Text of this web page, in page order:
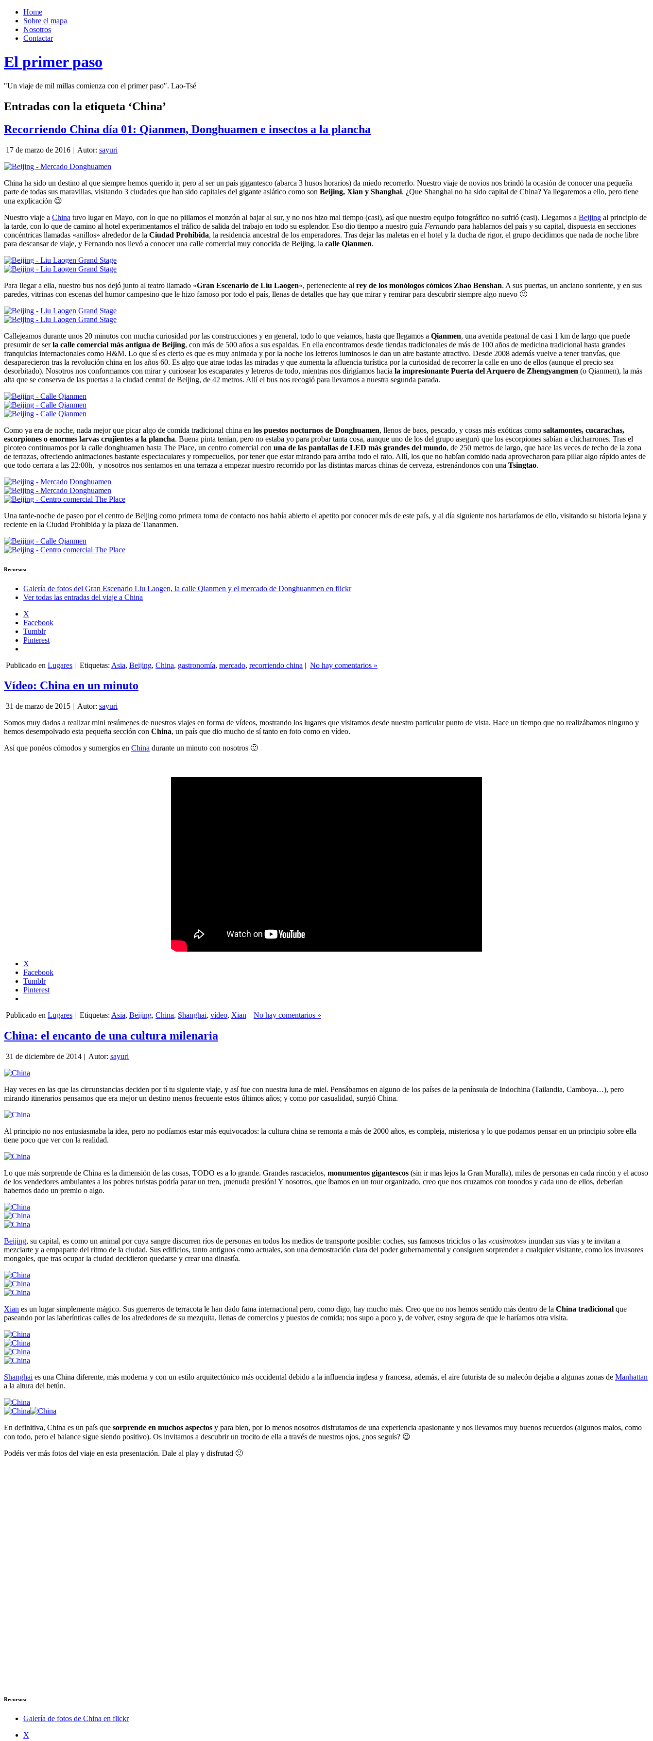
Home
Sobre el mapa
Nosotros
Contactar
El primer paso
"Un viaje de mil millas comienza con el primer paso". Lao-Tsé
Entradas con la etiqueta ‘China’
Recorriendo China día 01: Qianmen, Donghuamen e insectos a la plancha
17 de marzo de 2016 | Autor: sayuri
China ha sido un destino al que siempre hemos querido ir, pero al ser un país gigantesco (abarca 3 husos horarios) da miedo recorrerlo. Nuestro viaje de novios nos brindó la ocasión de conocer una pequeña
parte de todas sus maravillas, visitando 3 ciudades que han sido capitales del gigante asiático como son Beijing, Xian y Shanghai. ¿Que Shanghai no ha sido capital de China? Ya llegaremos a ello, pero tiene
una explicación 😉
Nuestro viaje a China tuvo lugar en Mayo, con lo que no pillamos el monzón al bajar al sur, y no nos hizo mal tiempo (casi), así que nuestro equipo fotográfico no sufrió (casi). Llegamos a Beijing al principio de
la tarde, con lo que de camino al hotel experimentamos el tráfico de salida del trabajo en todo su esplendor. Eso dio tiempo a nuestro guía Fernando para hablarnos del país y su capital, dispuesta en secciones
concéntricas llamadas «anillos» alrededor de la Ciudad Prohibida, la residencia ancestral de los emperadores. Tras dejar las maletas en el hotel y la ducha de rigor, el grupo decidimos que nada de noche libre
para descansar de viaje, y Fernando nos llevó a conocer una calle comercial muy conocida de Beijing, la calle Qianmen.
Para llegar a ella, nuestro bus nos dejó junto al teatro llamado «Gran Escenario de Liu Laogen«, perteneciente al rey de los monólogos cómicos Zhao Benshan. A sus puertas, un anciano sonriente, y en sus
paredes, vitrinas con escenas del humor campesino que le hizo famoso por todo el país, llenas de detalles que hay que mirar y remirar para descubrir siempre algo nuevo 🙂
Callejeamos durante unos 20 minutos con mucha curiosidad por las construcciones y en general, todo lo que veíamos, hasta que llegamos a Qianmen, una avenida peatonal de casi 1 km de largo que puede
presumir de serla calle comercial más antigua de Beijing, con más de 500 años a sus espaldas. En ella encontramos desde tiendas tradicionales de más de 100 años de medicina tradicional hasta grandes
franquicias internacionales como H&M. Lo que sí es cierto es que es muy animada y por la noche los letreros luminosos le dan un aire bastante atractivo. Desde 2008 además vuelve a tener tranvías, que
desaparecieron tras la revolución china en los años 60. Es algo que atrae todas las miradas y que aumenta la afluencia turística por la curiosidad de recorrer la calle en uno de ellos (aunque el precio sea
desorbitado). Nosotros nos conformamos con mirar y curiosear los escaparates y letreros de todo, mientras nos dirigíamos hacia la impresionante Puerta del Arquero de Zhengyangmen (o Qianmen), la más
alta que se conserva de las puertas a la ciudad central de Beijing, de 42 metros. Allí el bus nos recogió para llevarnos a nuestra segunda parada.
Como ya era de noche, nada mejor que picar algo de comida tradicional china en los puestos nocturnos de Donghuamen, llenos de baos, pescado, y cosas más exóticas como saltamontes, cucarachas,
escorpiones o enormes larvas crujientes a la plancha. Buena pinta tenían, pero no estaba yo para probar tanta cosa, aunque uno de los del grupo aseguró que los escorpiones sabían a chicharrones. Tras el
picoteo continuamos por la calle donghuamen hasta The Place, un centro comercial con una de las pantallas de LED más grandes del mundo, de 250 metros de largo, que hace las veces de techo de la zona
de terrazas, ofreciendo animaciones bastante espectaculares y rompecuellos, por tener que estar mirando para arriba todo el rato. Allí, los que no habían comido nada aprovecharon para pillar algo rápido antes de
que todo cerrara a las 22:00h, y nosotros nos sentamos en una terraza a empezar nuestro recorrido por las distintas marcas chinas de cerveza, estrenándonos con una Tsingtao.
Una tarde-noche de paseo por el centro de Beijing como primera toma de contacto nos había abierto el apetito por conocer más de este país, y al día siguiente nos hartaríamos de ello, visitando su historia lejana y
reciente en la Ciudad Prohibida y la plaza de Tiananmen.
Recursos:
Galería de fotos del Gran Escenario Liu Laogen, la calle Qianmen y el mercado de Donghuanmen en flickr
Ver todas las entradas del viaje a China
X
Facebook
Tumblr
Pinterest
Publicado en Lugares | Etiquetas: Asia, Beijing, China, gastronomía, mercado, recorriendo china | No hay comentarios »
Vídeo: China en un minuto
31 de marzo de 2015 | Autor: sayuri
Somos muy dados a realizar mini resúmenes de nuestros viajes en forma de vídeos, mostrando los lugares que visitamos desde nuestro particular punto de vista. Hace un tiempo que no realizábamos ninguno y
hemos desempolvado esta pequeña sección con China, un país que dio mucho de sí tanto en foto como en vídeo.
Así que ponéos cómodos y sumergíos en China durante un minuto con nosotros 🙂
X
Facebook
Tumblr
Pinterest
Publicado en Lugares | Etiquetas: Asia, Beijing, China, Shanghai, vídeo, Xian | No hay comentarios »
China: el encanto de una cultura milenaria
31 de diciembre de 2014 | Autor: sayuri
Hay veces en las que las circunstancias deciden por tí tu siguiente viaje, y así fue con nuestra luna de miel. Pensábamos en alguno de los países de la península de Indochina (Tailandia, Camboya…), pero
mirando itinerarios pensamos que era mejor un destino menos frecuente estos últimos años; y como por casualidad, surgió China.
Al principio no nos entusiasmaba la idea, pero no podíamos estar más equivocados: la cultura china se remonta a más de 2000 años, es compleja, misteriosa y lo que podamos pensar en un principio sobre ella
tiene poco que ver con la realidad.
Lo que más sorprende de China es la dimensión de las cosas, TODO es a lo grande. Grandes rascacielos, monumentos gigantescos (sin ir mas lejos la Gran Muralla), miles de personas en cada rincón y el acoso
de los vendedores ambulantes a los pobres turistas podría parar un tren, ¡menuda presión! Y nosotros, que íbamos en un tour organizado, creo que nos cruzamos con tooodos y cada uno de ellos, deberían
habernos dado un premio o algo.
Beijing, su capital, es como un animal por cuya sangre discurren ríos de personas en todos los medios de transporte posible: coches, sus famosos triciclos o las «casimotos» inundan sus vías y te invitan a
mezclarte y a empaparte del ritmo de la ciudad. Sus edificios, tanto antiguos como actuales, son una demostración clara del poder gubernamental y consiguen sorprender a cualquier visitante, como los invasores
mongoles, que tras ocupar la ciudad decidieron quedarse y crear una dinastía.
Xian es un lugar simplemente mágico. Sus guerreros de terracota le han dado fama internacional pero, como digo, hay mucho más. Creo que no nos hemos sentido más dentro de la China tradicional que
paseando por las laberínticas calles de los alrededores de su mezquita, llenas de comercios y puestos de comida; nos supo a poco y, de volver, estoy segura de que le haríamos otra visita.
Shanghai es una China diferente, más moderna y con un estilo arquitectónico más occidental debido a la influencia inglesa y francesa, además, el aire futurista de su malecón dejaba a algunas zonas de Manhattan
a la altura del betún.
En definitiva, China es un país que sorprende en muchos aspectos y para bien, por lo menos nosotros disfrutamos de una experiencia apasionante y nos llevamos muy buenos recuerdos (algunos malos, como
con todo, pero el balance sigue siendo positivo). Os invitamos a descubrir un trocito de ella a través de nuestros ojos, ¿nos seguís? 😉
Podéis ver más fotos del viaje en esta presentación. Dale al play y disfrutad 🙂
Recursos:
Galería de fotos de China en flickr
X